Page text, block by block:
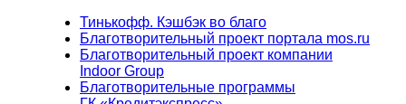
Тинькофф. Кэшбэк во благо
Благотворительный проект портала mos.ru
Благотворительный проект компании
Indoor Group
Благотворительные программы